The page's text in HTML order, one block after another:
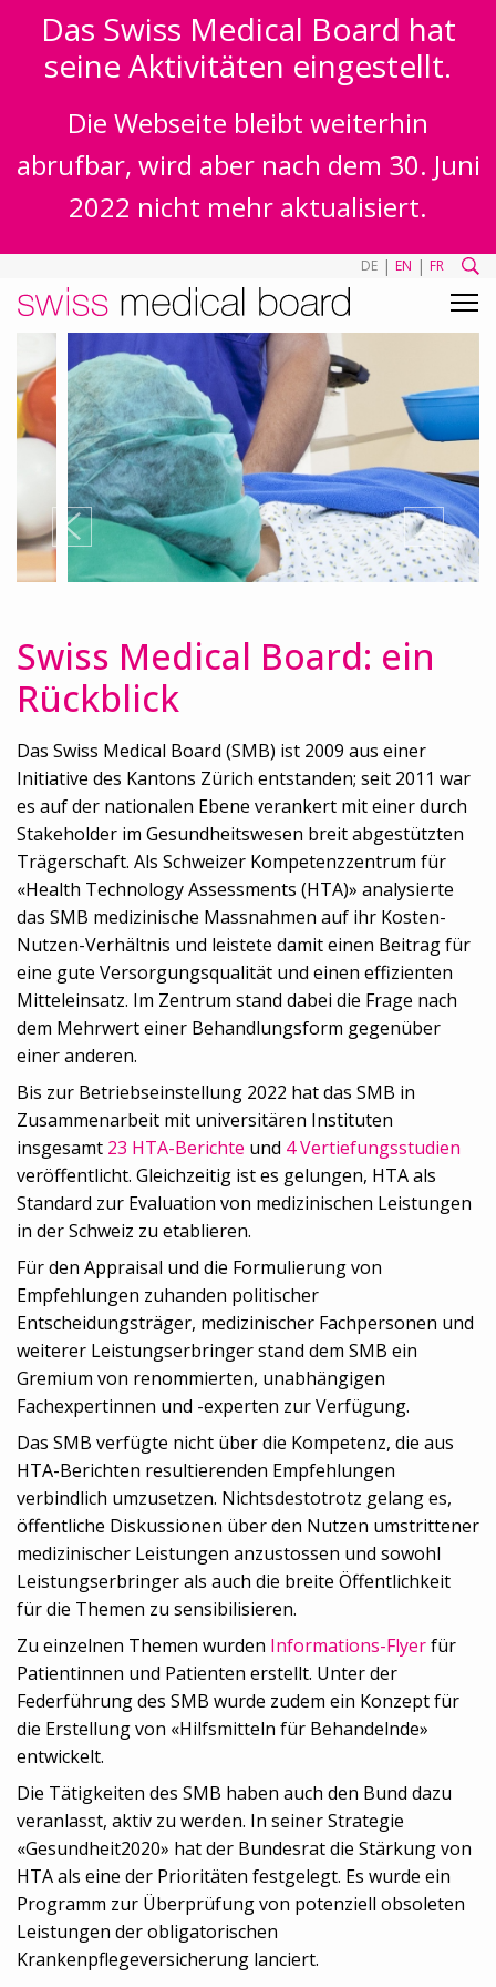
Das Swiss Medical Board hat
seine Aktivitäten eingestellt.
Die Webseite bleibt weiterhin
abrufbar, wird aber nach dem 30. Juni
2022 nicht mehr aktualisiert.
DE | EN | FR
Swiss Medical Board: ein
Rückblick
Das Swiss Medical Board (SMB) ist 2009 aus einer
Initiative des Kantons Zürich entstanden; seit 2011 war
es auf der nationalen Ebene verankert mit einer durch
Stakeholder im Gesundheitswesen breit abgestützten
Trägerschaft. Als Schweizer Kompetenzzentrum für
«Health Technology Assessments (HTA)» analysierte
das SMB medizinische Massnahmen auf ihr Kosten-
Nutzen-Verhältnis und leistete damit einen Beitrag für
eine gute Versorgungsqualität und einen effizienten
Mitteleinsatz. Im Zentrum stand dabei die Frage nach
dem Mehrwert einer Behandlungsform gegenüber
einer anderen.
Bis zur Betriebseinstellung 2022 hat das SMB in
Zusammenarbeit mit universitären Instituten
insgesamt 23 HTA-Berichte und 4 Vertiefungsstudien
veröffentlicht. Gleichzeitig ist es gelungen, HTA als
Standard zur Evaluation von medizinischen Leistungen
in der Schweiz zu etablieren.
Für den Appraisal und die Formulierung von
Empfehlungen zuhanden politischer
Entscheidungsträger, medizinischer Fachpersonen und
weiterer Leistungserbringer stand dem SMB ein
Gremium von renommierten, unabhängigen
Fachexpertinnen und -experten zur Verfügung.
Das SMB verfügte nicht über die Kompetenz, die aus
HTA-Berichten resultierenden Empfehlungen
verbindlich umzusetzen. Nichtsdestotrotz gelang es,
öffentliche Diskussionen über den Nutzen umstrittener
medizinischer Leistungen anzustossen und sowohl
Leistungserbringer als auch die breite Öffentlichkeit
für die Themen zu sensibilisieren.
Zu einzelnen Themen wurden Informations-Flyerfür
Patientinnen und Patienten erstellt. Unter der
Federführung des SMB wurde zudem ein Konzept für
die Erstellung von «Hilfsmitteln für Behandelnde»
entwickelt.
Die Tätigkeiten des SMB haben auch den Bund dazu
veranlasst, aktiv zu werden. In seiner Strategie
«Gesundheit2020» hat der Bundesrat die Stärkung von
HTA als eine der Prioritäten festgelegt. Es wurde ein
Programm zur Überprüfung von potenziell obsoleten
Leistungen der obligatorischen
Krankenpflegeversicherung lanciert.